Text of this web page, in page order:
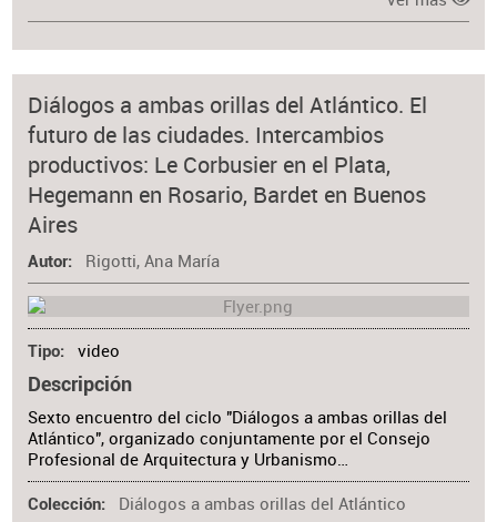
Diálogos a ambas orillas del Atlántico. El
futuro de las ciudades. Intercambios
productivos: Le Corbusier en el Plata,
Hegemann en Rosario, Bardet en Buenos
Aires
Autor Rigotti, Ana María
Tipo video
Descripción
Sexto encuentro del ciclo "Diálogos a ambas orillas del
Atlántico", organizado conjuntamente por el Consejo
Profesional de Arquitectura y Urbanismo…
Colección Diálogos a ambas orillas del Atlántico